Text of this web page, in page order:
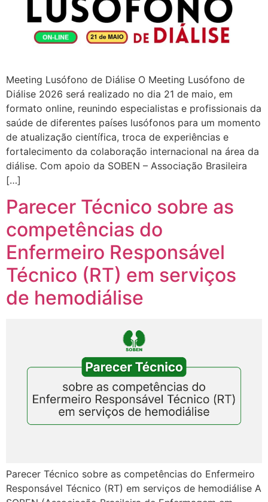
Meeting Lusófono de Diálise O Meeting Lusófono de
Diálise 2026 será realizado no dia 21 de maio, em
formato online, reunindo especialistas e profissionais da
saúde de diferentes países lusófonos para um momento
de atualização científica, troca de experiências e
fortalecimento da colaboração internacional na área da
diálise. Com apoio da SOBEN – Associação Brasileira
[…]
Parecer Técnico sobre as
competências do
Enfermeiro Responsável
Técnico (RT) em serviços
de hemodiálise
Parecer Técnico sobre as competências do Enfermeiro
Responsável Técnico (RT) em serviços de hemodiálise A